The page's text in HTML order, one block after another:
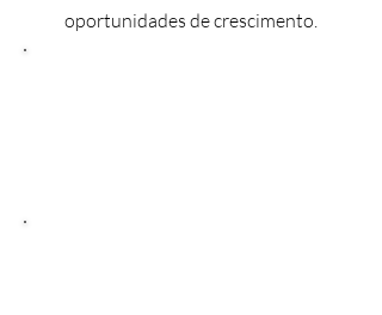
oportunidades de crescimento.